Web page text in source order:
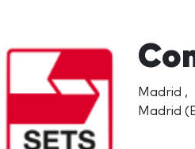
Madrid ,
Madrid